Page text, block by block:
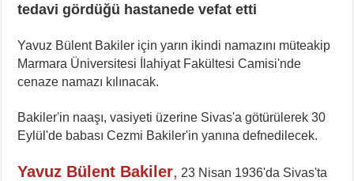
tedavi gördüğü hastanede vefat etti
Yavuz Bülent Bakiler için yarın ikindi namazını müteakip
Marmara Üniversitesi İlahiyat Fakültesi Camisi'nde
cenaze namazı kılınacak.
Bakiler'in naaşı, vasiyeti üzerine Sivas'a götürülerek 30
Eylül'de babası Cezmi Bakiler'in yanına defnedilecek.
Yavuz Bülent Bakiler, 23 Nisan 1936'da Sivas'ta